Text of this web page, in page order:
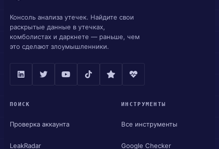
Консоль анализа утечек. Найдите свои
раскрытые данные в утечках,
комболистах и даркнете — раньше, чем
это сделают злоумышленники.
ПОИСК
Проверка аккаунта
LeakRadar
ИНСТРУМЕНТЫ
Все инструменты
Google Checker